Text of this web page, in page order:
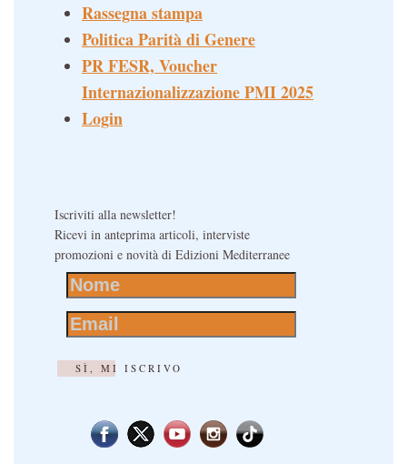
Rassegna stampa
Politica Parità di Genere
PR FESR, Voucher
Internazionalizzazione PMI 2025
Login
Iscriviti alla newsletter!
Ricevi in anteprima articoli, interviste
promozioni e novità di Edizioni Mediterranee
SÌ, MI ISCRIVO